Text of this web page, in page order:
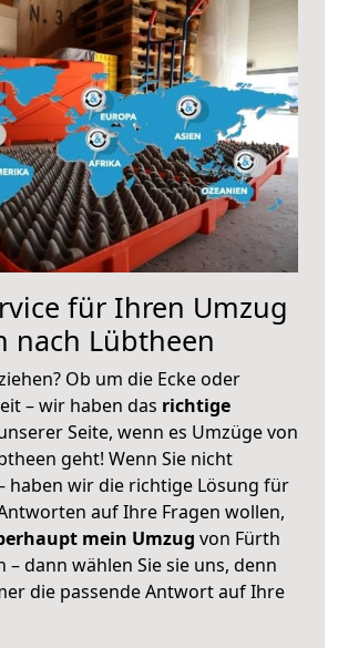
für Ihren Umzug
nach Lübtheen
Ob um die Ecke oder
– wir haben das richtige
Seite, wenn es Umzüge von
geht! Wenn Sie nicht
haben wir die richtige Lösung für
auf Ihre Fragen wollen,
mein Umzug von Fürth
– dann wählen Sie sie uns, denn
die passende Antwort auf Ihre